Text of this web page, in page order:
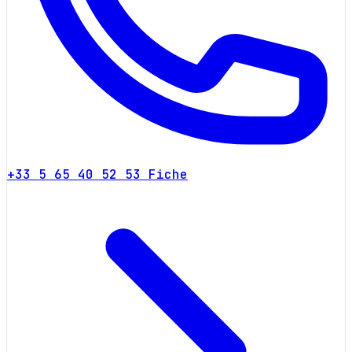
+33 5 65 40 52 53 Fiche